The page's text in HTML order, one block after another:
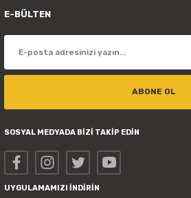
E-BÜLTEN
ABONE OL
SOSYAL MEDYADA BİZİ TAKİP EDİN
UYGULAMAMIZI İNDİRİN